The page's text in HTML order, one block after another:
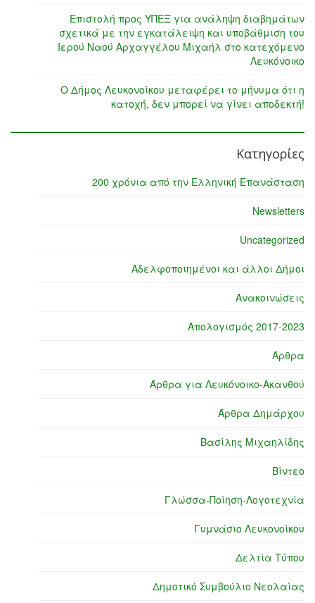
Επιστολή προς ΥΠΕΞ για ανάληψη διαβημάτων
σχετικά με την εγκατάλειψη και υποβάθμιση του
Ιερού Ναού Αρχαγγέλου Μιχαήλ στο κατεχόμενο
Λευκόνοικο
Ο Δήμος Λευκονοίκου μεταφέρει το μήνυμα ότι η
κατοχή, δεν μπορεί να γίνει αποδεκτή!
Κατηγορίες
200 χρόνια από την Ελληνική Επανάσταση
Newsletters
Uncategorized
Αδελφοποιημένοι και άλλοι Δήμοι
Ανακοινώσεις
Απολογισμός 2017-2023
Άρθρα
Άρθρα για Λευκόνοικο-Ακανθού
Άρθρα Δημάρχου
Βασίλης Μιχαηλίδης
Βίντεο
Γλώσσα-Ποίηση-Λογοτεχνία
Γυμνάσιο Λευκονοίκου
Δελτία Τύπου
Δημοτικό Συμβούλιο Νεολαίας